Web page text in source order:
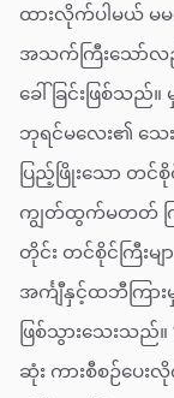
ထားလိုက်ပါမယ် မ
အသက်ကြီးသော်လည်
ခေါ်ခြင်းဖြစ်သည်
ဘုရင်မလေး၏ သေ
ပြည့်ဖြိုးသော တင်
ကျွတ်ထွက်မတတ် က
တိုင်း တင်စိုင်ကြီးမ
အင်္ကျီနှင့်ထဘီကြာ
ဖြစ်သွားသေးသည်
ဆုံး ကားစီစဉ်ပေး